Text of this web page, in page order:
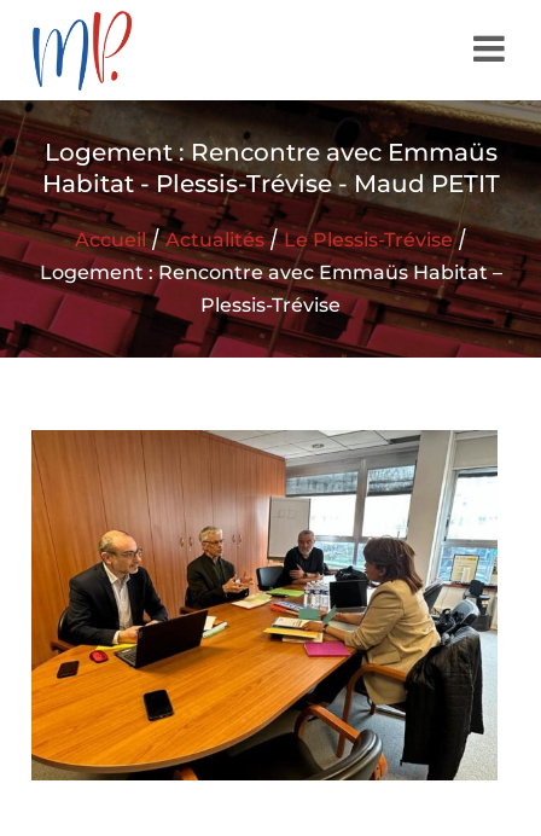
Logement : Rencontre avec Emmaüs
Habitat - Plessis-Trévise - Maud PETIT
Accueil/Actualités/Le Plessis-Trévise/
Logement : Rencontre avec Emmaüs Habitat –
Plessis-Trévise